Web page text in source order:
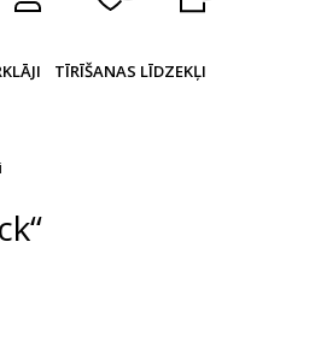
TĪRĪŠANAS LĪDZEKĻI